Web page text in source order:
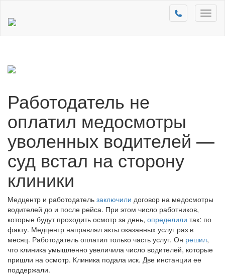
Работодатель не
оплатил медосмотры
уволенных водителей —
суд встал на сторону
клиники
Медцентр и работодатель заключили договор на медосмотры
водителей до и после рейса. При этом число работников,
которые будут проходить осмотр за день, определили так: по
факту. Медцентр направлял акты оказанных услуг раз в
месяц. Работодатель оплатил только часть услуг. Он решил,
что клиника умышленно увеличила число водителей, которые
пришли на осмотр. Клиника подала иск. Две инстанции ее
поддержали.